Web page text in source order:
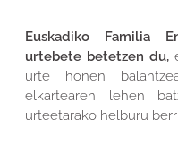
Euskadiko Familia
urtebete betetzen du,
urte honen
elkartearen lehen
urteetarako helburu